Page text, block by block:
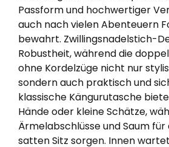
Passform und hochwertiger
auch nach vielen Abenteuern
bewahrt. Zwillingsnadelstich-
Robustheit, während die
ohne Kordelzüge nicht nur
sondern auch praktisch und
klassische Kängurutasche
Hände oder kleine Schätze,
Ärmelabschlüsse und Saum
satten Sitz sorgen. Innen